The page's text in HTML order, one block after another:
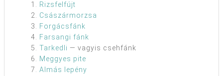
Rizsfelfújt
Császármorzsa
Forgácsfánk
Farsangi fánk
Tarkedli — vagyis csehfánk
Meggyes pite
Almás lepény